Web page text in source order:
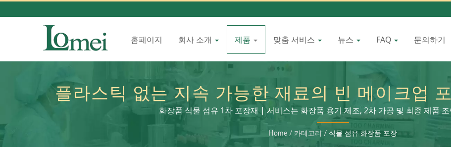
홈페이지 회사 소개 제품 맞춤 서비스 뉴스 FAQ 문의하기
플라스틱 없는 지속 가능한 재료의 빈 메이크업
장품 포장: 더욱 친환경적인 뷰티로 나아가는
화장품 식물 섬유 1차 포장재 | 서비스는 화장품 용기 제조, 2차 가공 및 최종 제품
Home / 카테고리 / 식물 섬유 화장품 포장